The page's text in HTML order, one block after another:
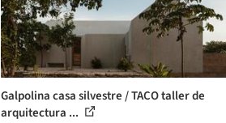
Galpolina casa silvestre / TACO taller de
arquitectura ...